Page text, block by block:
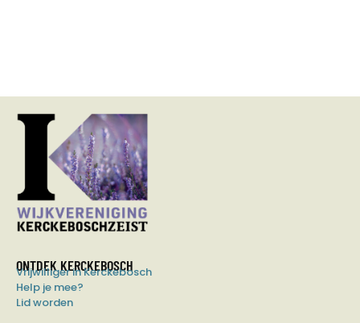
ONTDEK KERCKEBOSCH
Vrijwilliger in Kerckebosch
Help je mee?
Lid worden